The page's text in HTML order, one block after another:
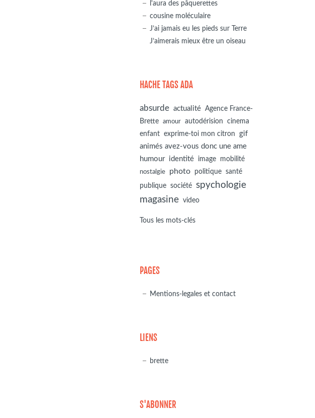
l'aura des pâquerettes
cousine moléculaire
J’ai jamais eu les pieds sur Terre
J’aimerais mieux être un oiseau
HACHE TAGS ADA
absurde actualité Agence France-
Brette
amour autodérision
cinema
enfant exprime-toi mon citron
gif
animés avez-vous donc une ame
humour identité image mobilité
nostalgie photo politique santé
publique société spychologie
magasine video
Tous les mots-clés
PAGES
Mentions-legales et contact
LIENS
brette
S'ABONNER